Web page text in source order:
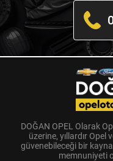
DOĞAN OPEL Olarak
üzerine, yıllardır
güvenebileceği bir
memnuniyeti